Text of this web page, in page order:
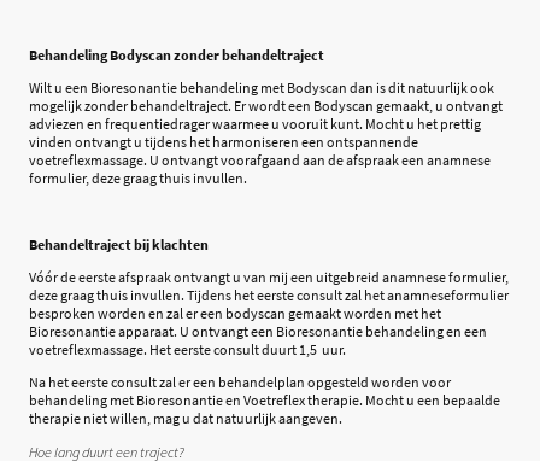
Behandeling Bodyscan zonder behandeltraject
Wilt u een Bioresonantie behandeling met Bodyscan dan is dit natuurlijk ook
mogelijk zonder behandeltraject. Er wordt een Bodyscan gemaakt, u ontvangt
adviezen en frequentiedrager waarmee u vooruit kunt. Mocht u het prettig
vinden ontvangt u tijdens het harmoniseren een ontspannende
voetreflexmassage. U ontvangt voorafgaand aan de afspraak een anamnese
formulier, deze graag thuis invullen.
Behandeltraject bij klachten
Vóór de eerste afspraak ontvangt u van mij een uitgebreid anamnese formulier,
deze graag thuis invullen. Tijdens het eerste consult zal het anamneseformulier
besproken worden en zal er een bodyscan gemaakt worden met het
Bioresonantie apparaat. U ontvangt een Bioresonantie behandeling en een
voetreflexmassage. Het eerste consult duurt 1,5 uur.
Na het eerste consult zal er een behandelplan opgesteld worden voor
behandeling met Bioresonantie en Voetreflex therapie. Mocht u een bepaalde
therapie niet willen, mag u dat natuurlijk aangeven.
Hoe lang duurt een traject?